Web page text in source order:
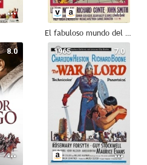
El fabuloso mundo del circo
8.0 7.0
1965